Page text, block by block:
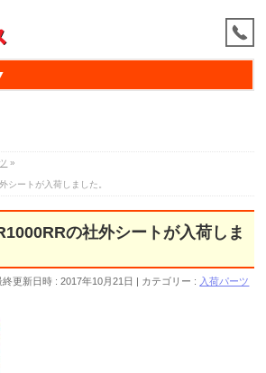
»
シートが入荷しました。
の社外シートが入荷しま
終更新日時 : 2017年10月21日 カテゴリー : 入荷パーツ